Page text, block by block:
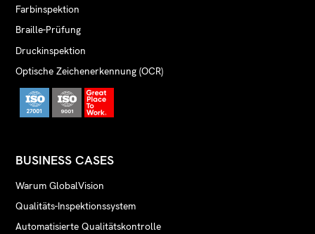
Farbinspektion
Braille-Prüfung
Druckinspektion
Optische Zeichenerkennung (OCR)
BUSINESS CASES
Warum GlobalVision
Qualitäts-Inspektionssystem
Automatisierte Qualitätskontrolle